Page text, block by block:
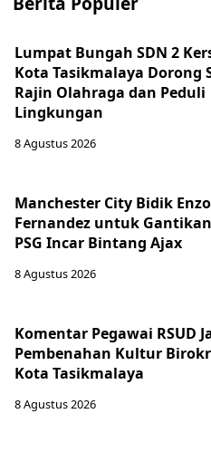
Lumpat Bungah SDN 2
Kota Tasikmalaya Dorong
Rajin Olahraga dan Peduli
Lingkungan
8 Agustus 2026
Manchester City Bidik Enzo
Fernandez untuk
PSG Incar Bintang Ajax
8 Agustus 2026
Komentar Pegawai RSUD
Pembenahan Kultur
Kota Tasikmalaya
8 Agustus 2026